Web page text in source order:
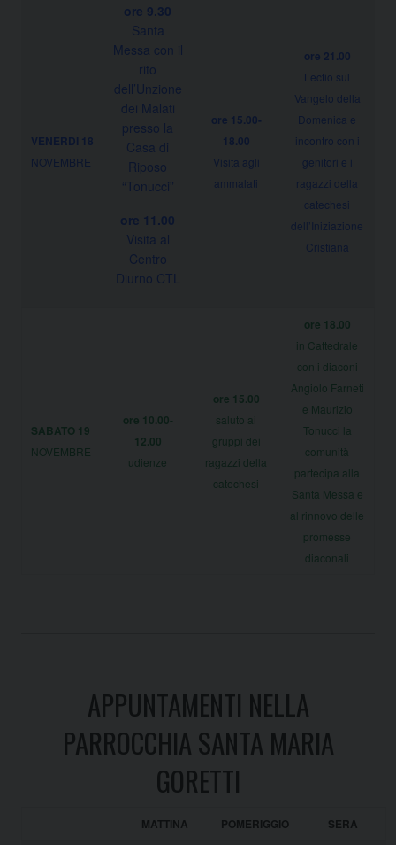
VENERDÌ 18
NOVEMBRE
ore 9.30
Santa
Messa con il
rito
dell’Unzione
dei Malati
presso la
Casa di
Riposo
“Tonucci”
ore 11.00
Visita al
Centro
Diurno CTL
ore 15.00-
18.00
Visita agli
ammalati
ore 21.00
Lectio sul
Vangelo della
Domenica e
incontro con i
genitori e i
ragazzi della
catechesi
dell’Iniziazione
Cristiana
SABATO 19
NOVEMBRE
ore 10.00-
12.00
udienze
ore 15.00
saluto ai
gruppi dei
ragazzi della
catechesi
ore 18.00
in Cattedrale
con i diaconi
Angiolo Farneti
e Maurizio
Tonucci la
comunità
partecipa alla
Santa Messa e
al rinnovo delle
promesse
diaconali
APPUNTAMENTI NELLA
PARROCCHIA SANTA MARIA
GORETTI
MATTINA POMERIGGIO SERA